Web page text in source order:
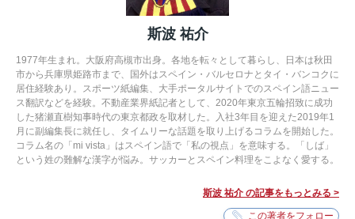
斯波 祐介
1977年生まれ。大阪府高槻市出身。各地を転々として暮らし、日本は秋田
市から兵庫県姫路市まで、国外はスペイン・バルセロナとタイ・バンコクに
居住経験あり。スポーツ紙編集、大手ポータルサイトでのスペイン語ニュー
ス翻訳などを経験。不動産業界紙記者として、2020年東京五輪招致に成功
した猪瀬直樹知事時代の東京都政を取材した。入社3年目を迎えた2019年1
月に副編集長に就任し、タイムリーな話題を取り上げるコラムを開始した。
コラム名の「mi vista」はスペイン語で「私の視点」を意味する。「しば」
という姓の難解な漢字が悩み。サッカーとスペイン料理をこよなく愛する。
斯波 祐介 の記事をもっとみる >